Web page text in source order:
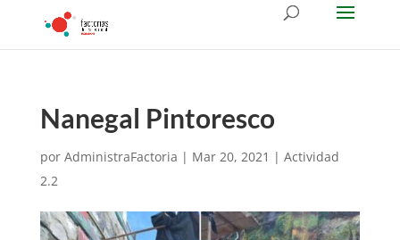
Nanegal Pintoresco
por AdministraFactoria | Mar 20, 2021 | Actividad
2.2